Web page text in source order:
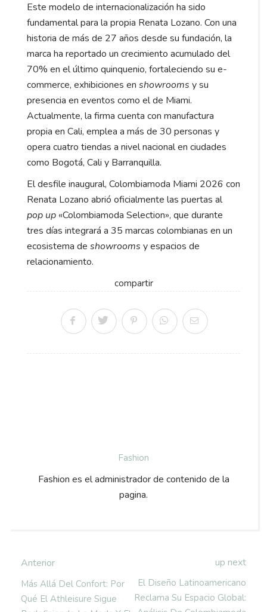
Este modelo de internacionalización ha sido
fundamental para la propia Renata Lozano. Con una
historia de más de 27 años desde su fundación, la
marca ha reportado un crecimiento acumulado del
70% en el último quinquenio, fortaleciendo su e-
commerce, exhibiciones en showrooms y su
presencia en eventos como el de Miami.
Actualmente, la firma cuenta con manufactura
propia en Cali, emplea a más de 30 personas y
opera cuatro tiendas a nivel nacional en ciudades
como Bogotá, Cali y Barranquilla.
El desfile inaugural, Colombiamoda Miami 2026 con
Renata Lozano abrió oficialmente las puertas al
pop up «Colombiamoda Selection», que durante
tres días integrará a 35 marcas colombianas en un
ecosistema de showrooms y espacios de
relacionamiento.
compartir
Fashion
Fashion es el administrador de contenido de la
pagina.
Anterior
Más Allá Del Confort: Por
Qué El Athleisure Sigue
up next
El Diseño Latinoamericano
Reclama Su Espacio Global: